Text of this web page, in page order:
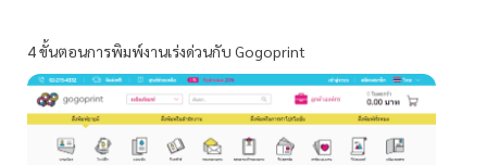
4 ขั้นตอนการพิมพ์งานเร่งด่วนกับ Gogoprint